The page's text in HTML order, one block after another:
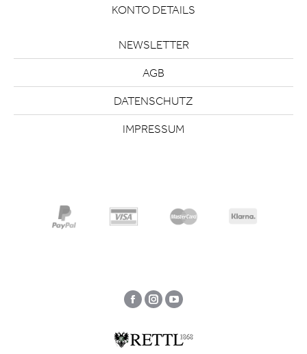
KONTO DETAILS
NEWSLETTER
AGB
DATENSCHUTZ
IMPRESSUM
Facebook
InstagramYouTube